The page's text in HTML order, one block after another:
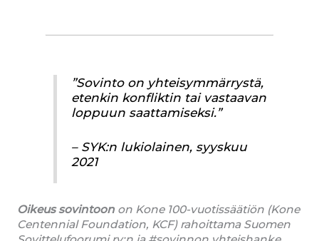
”Sovinto on yhteisymmärrystä,
etenkin konfliktin tai vastaavan
loppuun saattamiseksi.”
– SYK:n lukiolainen, syyskuu
2021
Oikeus sovintoonon Kone 100-vuotissäätiön (Kone
Centennial Foundation, KCF) rahoittama Suomen